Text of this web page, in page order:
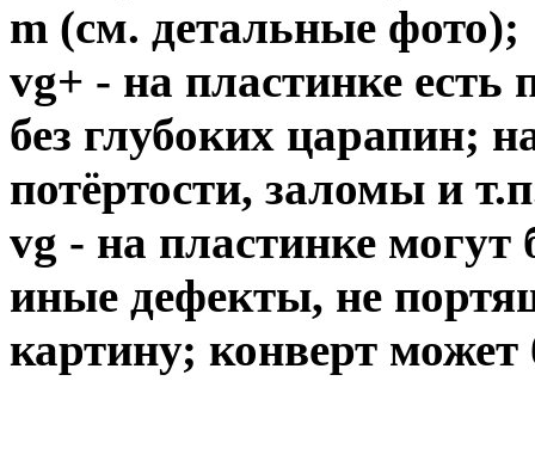
m (см. детальные фото);
vg+ - на пластинке есть
без глубоких царапин;
потёртости, заломы и
vg - на пластинке
иные дефекты, не
картину; конверт